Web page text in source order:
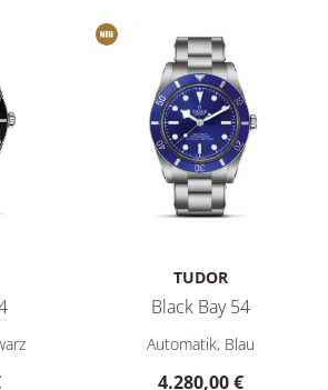
Ref: M79000N-0001, Preis: 4.280,00
TUDOR
Black Bay 54
TUDOR Black Bay 54, Ref:
Automatik, Blau
4.280,00 €